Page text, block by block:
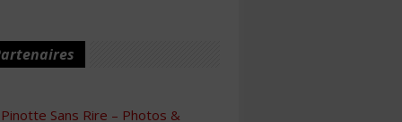
Pinotte Sans Rire – Photos &